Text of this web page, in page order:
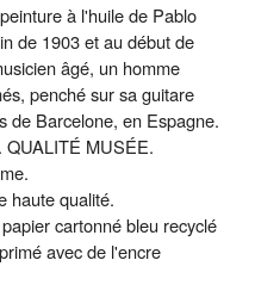
à l'huile de Pablo
de 1903 et au début de
âgé, un homme
penché sur sa guitare
de Barcelone, en Espagne.
QUALITÉ MUSÉE.
haute qualité.
cartonné bleu recyclé
avec de l'encre